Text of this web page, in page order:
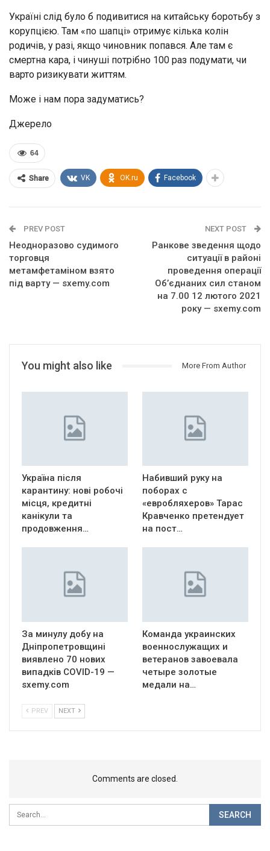
Україні слід було б подивитися на китайську боротьбу з
корупцією. Там «по шапці» отримує кілька колін
родичів, у разі, якщо чиновник попався. Але там є
смертна кара, і чинуші потрібно 100 раз подумати, чи
варто ризикувати життям.
Може і нам пора задуматись?
Джерело
64
Share VK OK.ru Facebook
PREV POST
Неодноразово судимого
торговця
метамфетаміном взято
під варту — sxemy.com
NEXT POST
Ранкове зведення щодо
ситуації в районі
проведення операції
Об’єднаних сил станом
на 7.00 12 лютого 2021
року — sxemy.com
You might also like More From Author
Україна після
карантину: нові робочі
місця, кредитні
канікули та
продовження…
Набивший руку на
поборах с
«евробляхеров» Тарас
Кравченко претендует
на пост…
За минулу добу на
Дніпропетровщині
виявлено 70 нових
випадків COVID-19 —
sxemy.com
Команда украинских
военнослужащих и
ветеранов завоевала
четыре золотые
медали на…
PREV NEXT
Comments are closed.